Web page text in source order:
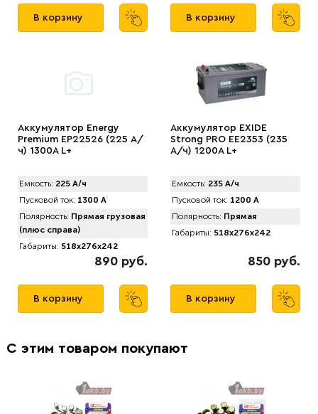
В корзину В корзину
Аккумулятор Energy
Premium EP22526 (225 А/
ч) 1300A L+
Емкость: 225 А/ч
Пусковой ток: 1300 А
Полярность: Прямая грузовая
(плюс справа)
Габариты: 518x276x242
890 руб.
В корзину
Аккумулятор EXIDE
Strong PRO EE2353 (235
А/ч) 1200A L+
Емкость: 235 А/ч
Пусковой ток: 1200 А
Полярность: Прямая
Габариты: 518x276x242
850 руб.
В корзину
С этим товаром покупают